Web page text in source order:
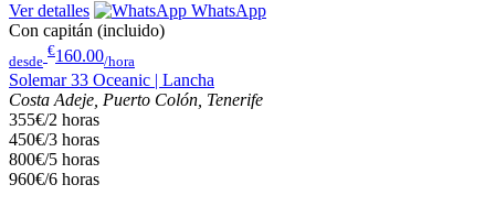
Ver detalles
WhatsApp
Con capitán (incluido)
desde
€160.00/hora
Solemar 33 Oceanic | Lancha
Costa Adeje, Puerto Colón, Tenerife
355€/2 horas
450€/3 horas
800€/5 horas
960€/6 horas